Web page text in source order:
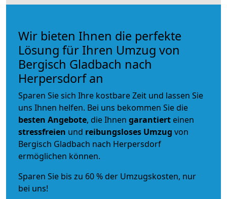
Wir bieten Ihnen die perfekte
Lösung für Ihren Umzug von
Bergisch Gladbach nach
Herpersdorf an
Sparen Sie sich Ihre kostbare Zeit und lassen Sie
uns Ihnen helfen. Bei uns bekommen Sie die
besten Angebote, die Ihnen garantiert einen
stressfreien und reibungsloses Umzug von
Bergisch Gladbach nach Herpersdorf
ermöglichen können.
Sparen Sie bis zu 60 % der Umzugskosten, nur
bei uns!